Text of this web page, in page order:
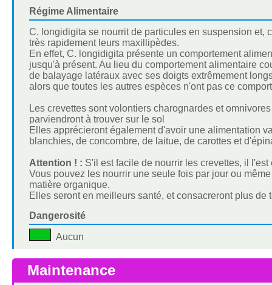
Régime Alimentaire
C. longidigita se nourrit de particules en suspension et,
très rapidement leurs maxillipèdes.
En effet, C. longidigita présente un comportement
jusqu'à présent. Au lieu du comportement alimentaire
de balayage latéraux avec ses doigts extrêmement
alors que toutes les autres espèces n'ont pas ce
Les crevettes sont volontiers charognardes et
parviendront à trouver sur le sol
Elles apprécieront également d'avoir une alimentation
blanchies, de concombre, de laitue, de carottes et
Attention ! : S'il est facile de nourrir les crevettes, il
Vous pouvez les nourrir une seule fois par jour ou
matière organique.
Elles seront en meilleurs santé, et consacreront plus
Dangerosité
Aucun
Maintenance